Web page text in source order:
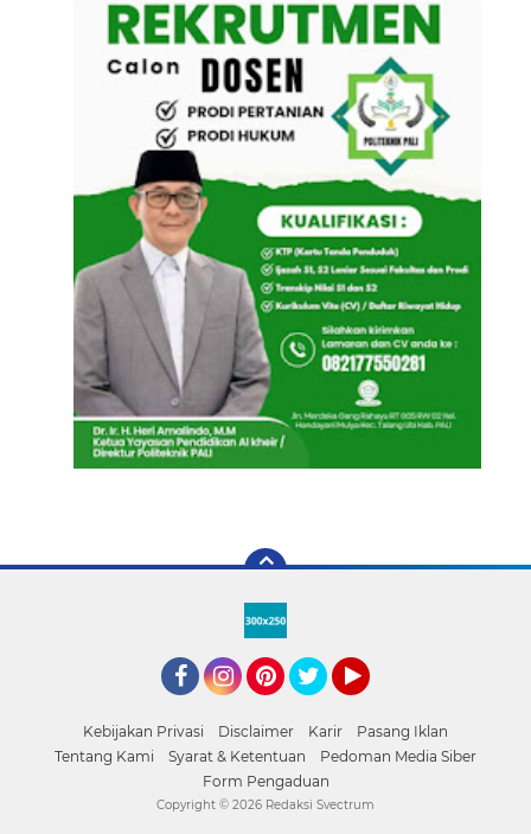
Kebijakan Privasi Disclaimer Karir
Pasang Iklan
Tentang Kami
Syarat & Ketentuan
Pedoman Media Siber
Form Pengaduan
Copyright © 2026 Redaksi Svectrum